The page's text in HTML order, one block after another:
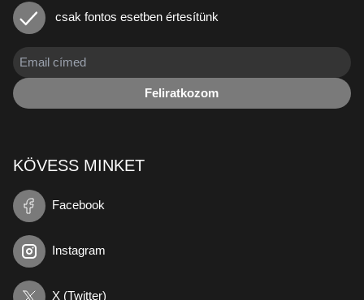
csak fontos esetben értesítünk
Feliratkozom
KÖVESS MINKET
Facebook
Instagram
X (Twitter)